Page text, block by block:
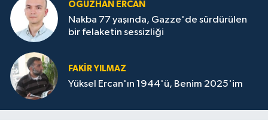
OĞUZHAN ERCAN
Nakba 77 yaşında, Gazze'de sürdürülen
bir felaketin sessizliği
FAKİR YILMAZ
Yüksel Ercan'ın 1944'ü, Benim 2025'im